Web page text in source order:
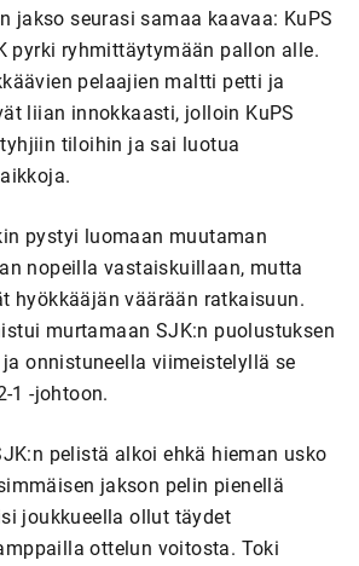
jakso seurasi samaa kaavaa: KuPS
pyrki ryhmittäytymään pallon alle.
pelaajien maltti petti ja
liian innokkaasti, jolloin KuPS
tiloihin ja sai luotua
pystyi luomaan muutaman
nopeilla vastaiskuillaan, mutta
hyökkääjän väärään ratkaisuun.
murtamaan SJK:n puolustuksen
onnistuneella viimeistelyllä se
1 -johtoon.
pelistä alkoi ehkä hieman usko
jakson pelin pienellä
joukkueella ollut täydet
ottelun voitosta. Toki